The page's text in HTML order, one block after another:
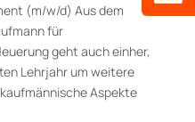
(m/w/d) Aus dem
für
geht auch einher,
Lehrjahr um weitere
Aspekte